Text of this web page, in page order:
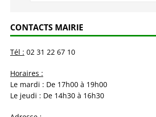
CONTACTS MAIRIE
Tél : 02 31 22 67 10
Horaires :
Le mardi : De 17h00 à 19h00
Le jeudi : De 14h30 à 16h30